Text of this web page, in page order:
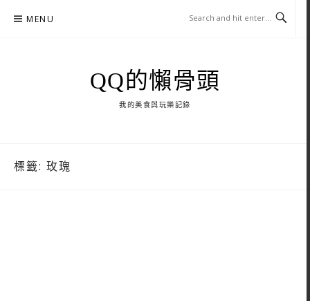
MENU
QQ的懶骨頭
我的美食與玩樂記錄
標籤: 玫瑰